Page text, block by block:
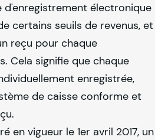
d'enregistrement électronique
certains seuils de revenus, et
reçu pour chaque
Cela signifie que chaque
enregistrée,
de caisse conforme et
en vigueur le 1er avril 2017, un